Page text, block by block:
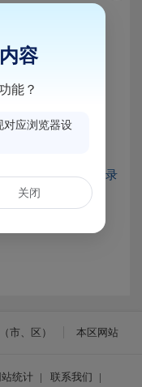
合性涉企收费目录
市、区） 本区网站
站统计 | 联系我们 |
容
能？
对应浏览器设
关闭